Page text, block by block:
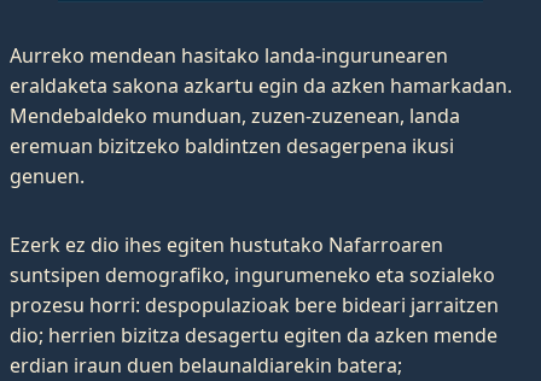
Aurreko mendean hasitako landa-ingurunearen
eraldaketa sakona azkartu egin da azken hamarkadan.
Mendebaldeko munduan, zuzen-zuzenean, landa
eremuan bizitzeko baldintzen desagerpena ikusi
genuen.
Ezerk ez dio ihes egiten hustutako Nafarroaren
suntsipen demografiko, ingurumeneko eta sozialeko
prozesu horri: despopulazioak bere bideari jarraitzen
dio; herrien bizitza desagertu egiten da azken mende
erdian iraun duen belaunaldiarekin batera;